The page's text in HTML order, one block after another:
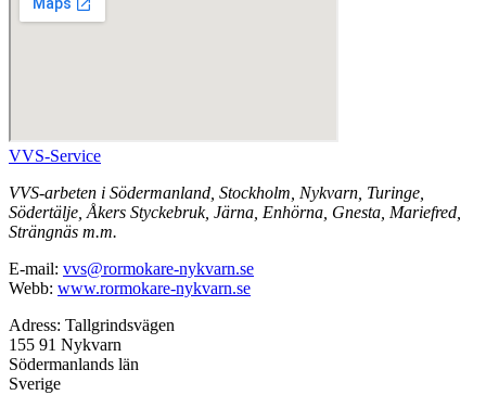
VVS-Service
VVS-arbeten i Södermanland, Stockholm, Nykvarn, Turinge,
Södertälje, Åkers Styckebruk, Järna, Enhörna, Gnesta, Mariefred,
Strängnäs m.m.
E-mail: vvs@rormokare-nykvarn.se
Webb: www.rormokare-nykvarn.se
Adress: Tallgrindsvägen
155 91 Nykvarn
Södermanlands län
Sverige